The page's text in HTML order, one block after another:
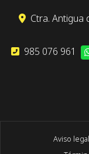
Ctra. Antigua
985 076 961
Aviso legal